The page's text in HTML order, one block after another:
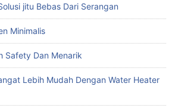
jitu Bebas Dari Serangan
Minimalis
Safety Dan Menarik
Lebih Mudah Dengan Water Heater